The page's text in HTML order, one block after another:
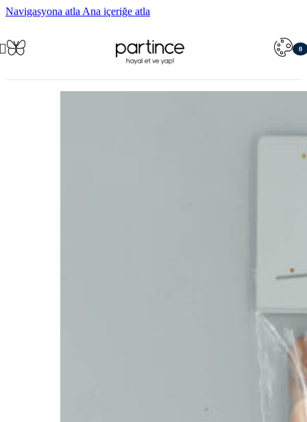
Navigasyona atla Ana içeriğe atla
0